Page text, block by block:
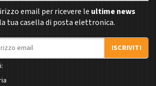
email per ricevere le ultime news
tua casella di posta elettronica.
ISCRIVITI